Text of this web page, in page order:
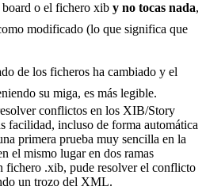
board o el fichero xib y no tocas nada,
modificado (lo que significa que
de los ficheros ha cambiado y el
su miga, es más legible.
conflictos en los XIB/Story
facilidad, incluso de forma automática
primera prueba muy sencilla en la
el mismo lugar en dos ramas
fichero .xib, pude resolver el conflicto
un trozo del XML.